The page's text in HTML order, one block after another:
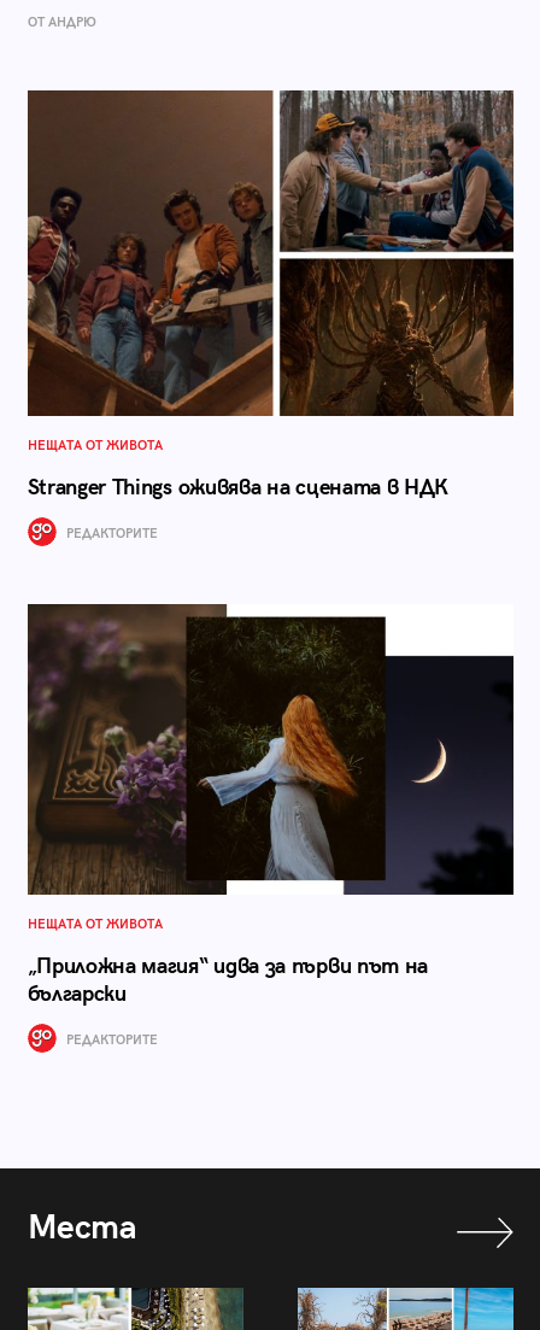
ОТ АНДРЮ
НЕЩАТА ОТ ЖИВОТА
Stranger Things оживява на сцената в НДК
РЕДАКТОРИТЕ
НЕЩАТА ОТ ЖИВОТА
„Приложна магия“ идва за първи път на
български
РЕДАКТОРИТЕ
Места